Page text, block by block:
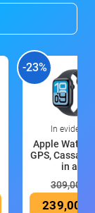
-23%
In evidenza
Apple Watch
GPS, Cassa
in all
309,00 €
239,00 €